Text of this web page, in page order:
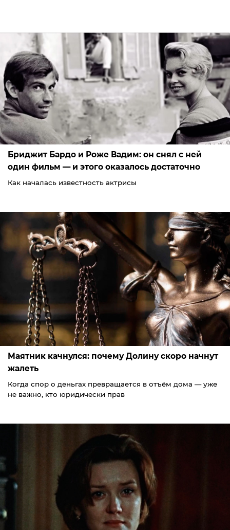
Бриджит Бардо и Роже Вадим: он снял с ней
один фильм — и этого оказалось достаточно
Как началась известность актрисы
Маятник качнулся: почему Долину скоро начнут
жалеть
Когда спор о деньгах превращается в отъём дома — уже
не важно, кто юридически прав